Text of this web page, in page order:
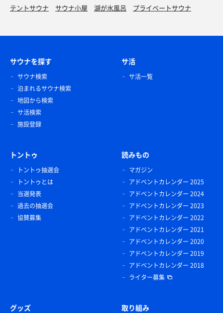
テントサウナ
サウナ小屋 湖が水風呂 プライベートサウナ
サウナを探す
サウナ検索
泊まれるサウナ検索
地図から検索
サ活検索
施設登録
サ活
サ活一覧
トントゥ
トントゥ抽選会
トントゥとは
当選発表
過去の抽選会
協賛募集
読みもの
マガジン
アドベントカレンダー 2025
アドベントカレンダー 2024
アドベントカレンダー 2023
アドベントカレンダー 2022
アドベントカレンダー 2021
アドベントカレンダー 2020
アドベントカレンダー 2019
アドベントカレンダー 2018
ライター募集
グッズ 取り組み